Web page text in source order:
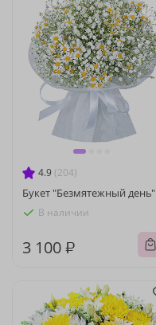
4.9 (204)
Букет "Безмятежный день"
В наличии
3 100 ₽